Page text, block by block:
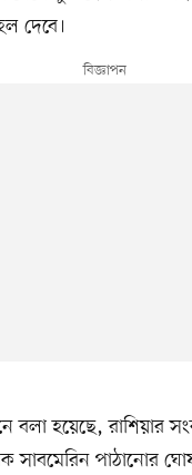
দেবে।
বলা হয়েছে, রাশিয়ার
সাবমেরিন পাঠানোর